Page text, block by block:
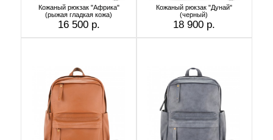
Кожаный рюкзак "Африка"
(рыжая гладкая кожа)
16 500 р.
Кожаный рюкзак "Дунай"
(черный)
18 900 р.